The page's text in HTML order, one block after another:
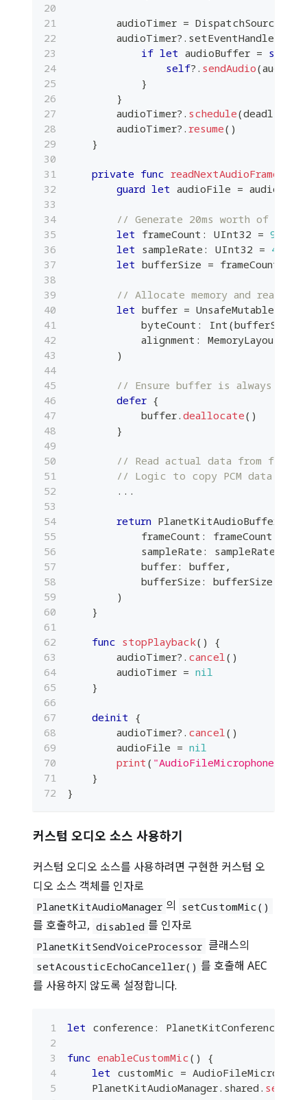
        audioTimer
= DispatchSource
        audioTimer
? . setEventHandler
if let audioBuffer = self
self? . sendAudio(
}
}
        audioTimer
? . schedule(deadline
        audioTimer
? . resume( )
}
private func readNextAudioFrame
guard let audioFile =
// Generate 20ms worth of
let frameCount : UInt32 = 960
let sampleRate : UInt32 = 48000
let bufferSize = frameCount
// Allocate memory and read
let buffer =
            byteCount
: Int (bufferSize
            alignment
: MemoryLayout
)
// Ensure buffer is always
defer {
            buffer
. deallocate( )
}
// Read actual data from file
// Logic to copy PCM data
...
return PlanetKitAudioBuffer
            frameCount
: frameCount
            sampleRate
: sampleRate
            buffer
: buffer ,
            bufferSize
:
bufferSize
)
}
func stopPlayback( )
{
        audioTimer
? . cancel ( )
        audioTimer
= nil
}
deinit {
        audioTimer
? . cancel ( )
        audioFile
= nil
print ( "AudioFileMicrophone
}
}
커스텀 오디오 소스 사용하기
커스텀 오디오 소스를 사용하려면 구현한 커스텀 오
디오 소스 객체를 인자로
PlanetKitAudioManager 의 setCustomMic()
를 호출하고, disabled 를 인자로
PlanetKitSendVoiceProcessor 클래스의
setAcousticEchoCanceller() 를 호출해 AEC
를 사용하지 않도록 설정합니다.
let conference : PlanetKitConference
func enableCustomMic( )
{
let customMic = AudioFileMicrophone
PlanetKitAudioManager. shared .